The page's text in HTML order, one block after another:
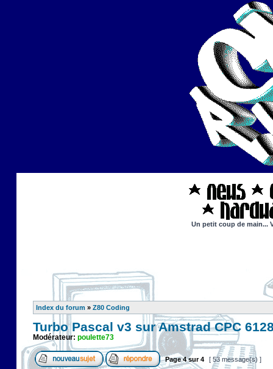
Un petit coup de main...
Index du forum » Z80 Coding
Turbo Pascal v3 sur Amstrad CPC
Modérateur: poulette73
Page4sur4 [ 53 message(s) ]